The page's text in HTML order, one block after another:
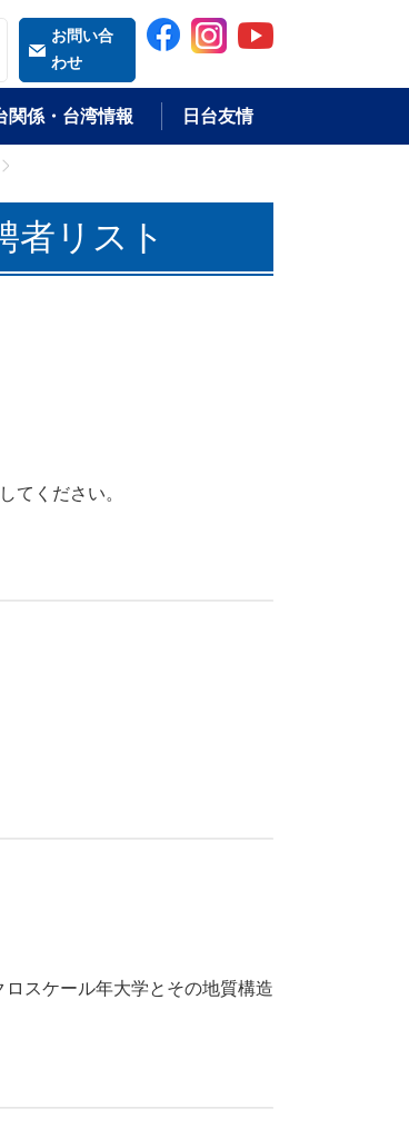
お問い合
わせ
関係・台湾情報 日台友情
者リスト
てください。
スケール年大学とその地質構造